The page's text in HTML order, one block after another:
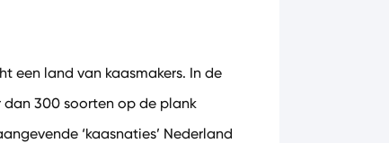
een land van kaasmakers. In de
dan 300 soorten op de plank
‘kaasnaties’ Nederland